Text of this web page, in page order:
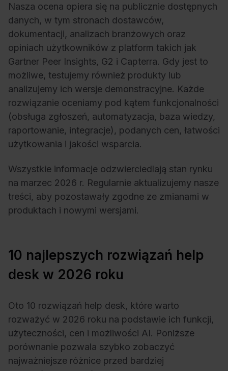
Nasza ocena opiera się na publicznie dostępnych
danych, w tym stronach dostawców,
dokumentacji, analizach branżowych oraz
opiniach użytkowników z platform takich jak
Gartner Peer Insights, G2 i Capterra. Gdy jest to
możliwe, testujemy również produkty lub
analizujemy ich wersje demonstracyjne. Każde
rozwiązanie oceniamy pod kątem funkcjonalności
(obsługa zgłoszeń, automatyzacja, baza wiedzy,
raportowanie, integracje), podanych cen, łatwości
użytkowania i jakości wsparcia.
Wszystkie informacje odzwierciedlają stan rynku
na marzec 2026 r. Regularnie aktualizujemy nasze
treści, aby pozostawały zgodne ze zmianami w
produktach i nowymi wersjami.
10 najlepszych rozwiązań help
desk w 2026 roku
Oto 10 rozwiązań help desk, które warto
rozważyć w 2026 roku na podstawie ich funkcji,
użyteczności, cen i możliwości AI. Poniższe
porównanie pozwala szybko zobaczyć
najważniejsze różnice przed bardziej